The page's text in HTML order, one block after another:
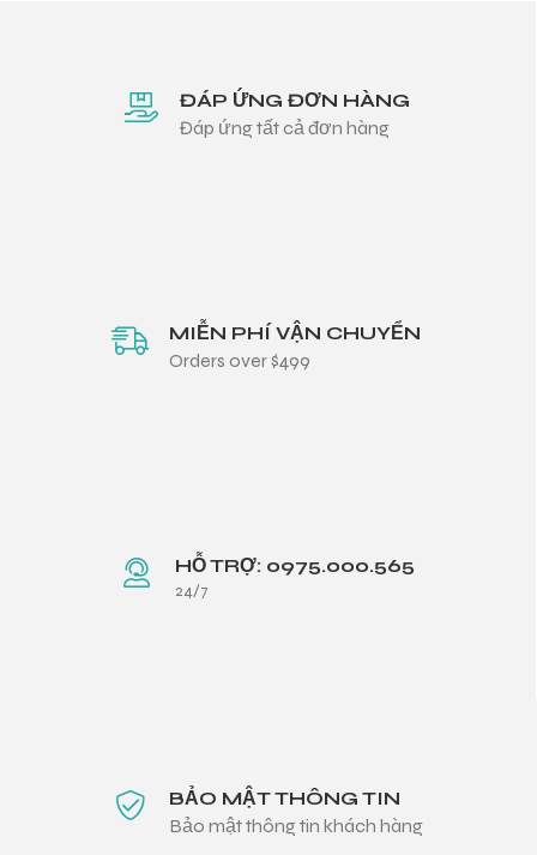
ĐÁP ỨNG ĐƠN HÀNG
Đáp ứng tất cả đơn hàng
MIỄN PHÍ VẬN CHUYỂN
Orders over $499
HỖ TRỢ: 0975.000.565
24/7
BẢO MẬT THÔNG TIN
Bảo mật thông tin khách hàng